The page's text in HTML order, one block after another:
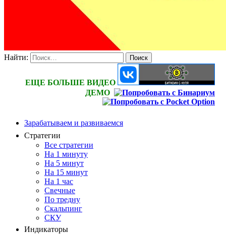
Найти:
ЕЩЕ БОЛЬШЕ ВИДЕО
ДЕМО
Зарабатываем и развиваемся
Стратегии
Все стратегии
На 1 минуту
На 5 минут
На 15 минут
На 1 час
Свечные
По тредну
Скальпинг
СКУ
Индикаторы